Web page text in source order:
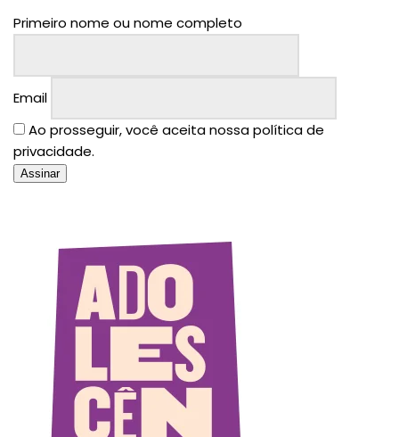
Primeiro nome ou nome completo
Email
Ao prosseguir, você aceita nossa política de
privacidade.